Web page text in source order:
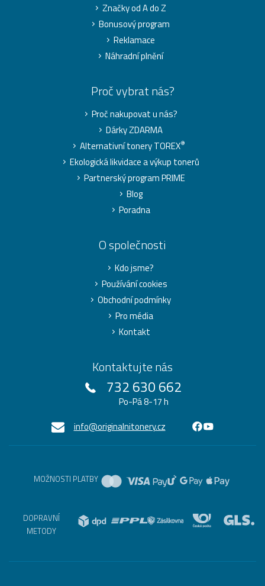
Značky od A do Z
Bonusový program
Reklamace
Náhradní plnění
Proč vybrat nás?
Proč nakupovat u nás?
Dárky ZDARMA
Alternativní tonery TOREX®
Ekologická likvidace a výkup tonerů
Partnerský program PRIME
Blog
Poradna
O společnosti
Kdo jsme?
Používání cookies
Obchodní podmínky
Pro média
Kontakt
Kontaktujte nás
732 630 662
Po-Pá 8-17 h
info@originalnitonery.cz
MOŽNOSTI PLATBY
DOPRAVNÍ
METODY